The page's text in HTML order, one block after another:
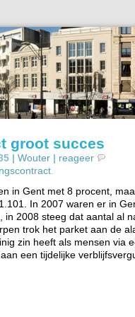
groot succes
| Wouter | reageer
in Gent met 8 procent,
In 2007 waren er in
in 2008 steeg dat aantal al
trok het parket aan de
zin heeft als mensen via
een tijdelijke